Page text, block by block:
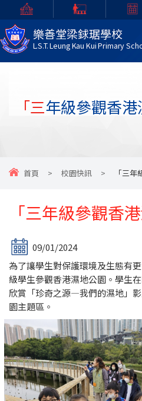
樂善堂梁銶琚學校
L.S.T. Leung Kau Kui Primary
「三年級參觀香
首頁 > 校園快訊 > 「三年
「三年級參觀香
09/01/2024
為了讓學生對保護環境及生態有
級學生參觀香港濕地公園。學生
欣賞「珍奇之源—我們的濕地」
園主題區。